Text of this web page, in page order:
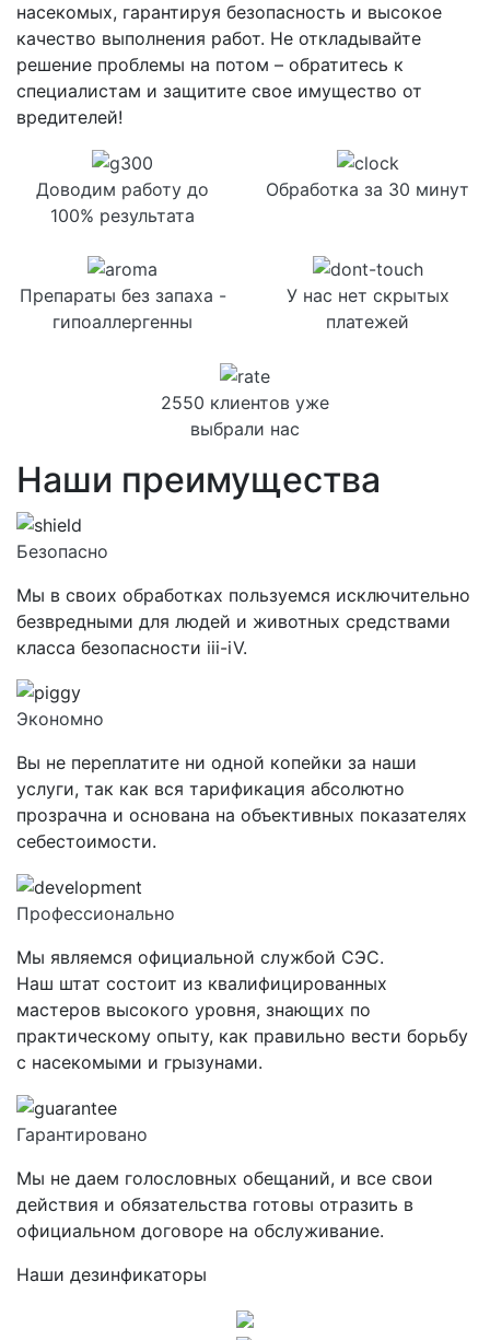
насекомых, гарантируя безопасность и высокое
качество выполнения работ. Не откладывайте
решение проблемы на потом – обратитесь к
специалистам и защитите свое имущество от
вредителей!
Доводим работу до
100% результата
Обработка за 30 минут
Препараты без запаха -
гипоаллергенны
У нас нет скрытых
платежей
2550 клиентов уже
выбрали нас
Наши преимущества
Безопасно
Мы в своих обработках пользуемся исключительно
безвредными для людей и животных средствами
класса безопасности iii-iV.
Экономно
Вы не переплатите ни одной копейки за наши
услуги, так как вся тарификация абсолютно
прозрачна и основана на объективных показателях
себестоимости.
Профессионально
Мы являемся официальной службой СЭС.
Наш штат состоит из квалифицированных
мастеров высокого уровня, знающих по
практическому опыту, как правильно вести борьбу
с насекомыми и грызунами.
Гарантировано
Мы не даем голословных обещаний, и все свои
действия и обязательства готовы отразить в
официальном договоре на обслуживание.
Наши дезинфикаторы